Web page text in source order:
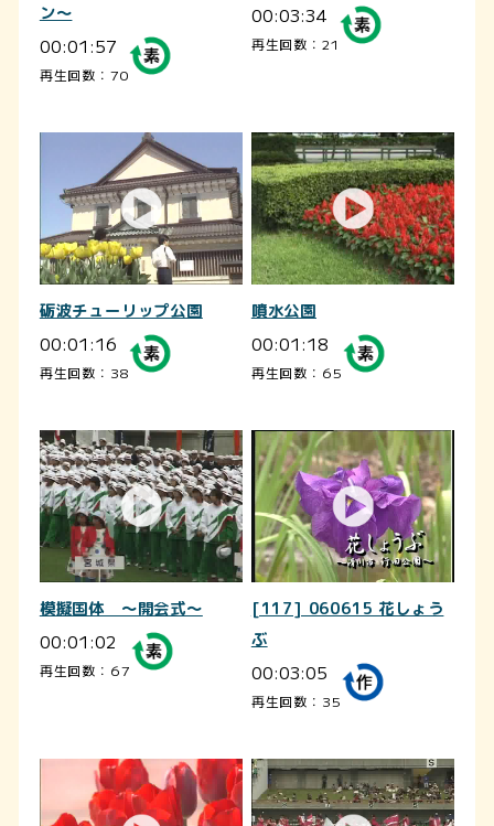
ン～
00:01:57
再生回数：70
00:03:34
再生回数：21
砺波チューリップ公園
00:01:16
再生回数：38
噴水公園
00:01:18
再生回数：65
模擬国体 ～開会式～
00:01:02
再生回数：67
[117] 060615 花しょう
ぶ
00:03:05
再生回数：35